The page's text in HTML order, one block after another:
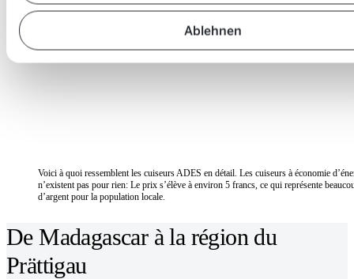
Ablehnen
Voici à quoi ressemblent les cuiseurs ADES en détail. Les cuiseurs à économie
n’existent pas pour rien: Le prix s’élève à environ 5 francs, ce qui représente
d’argent pour la population locale.
De Madagascar à la région du
Prättigau